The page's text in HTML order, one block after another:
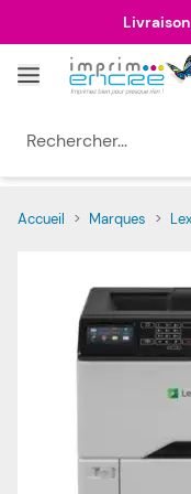
Menu
Accueil > Marques >